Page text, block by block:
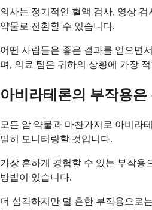
의사는 정기적인 혈액 검사, 영상
약물로 전환할 수 있습니다.
어떤 사람들은 좋은 결과를 얻으면
며, 의료 팀은 귀하의 상황에 가장
아비라테론의 부작용은
모든 암 약물과 마찬가지로 아비라
밀히 모니터링할 것입니다.
가장 흔하게 경험할 수 있는 부작용
방법이 있습니다.
더 심각하지만 덜 흔한 부작용으로